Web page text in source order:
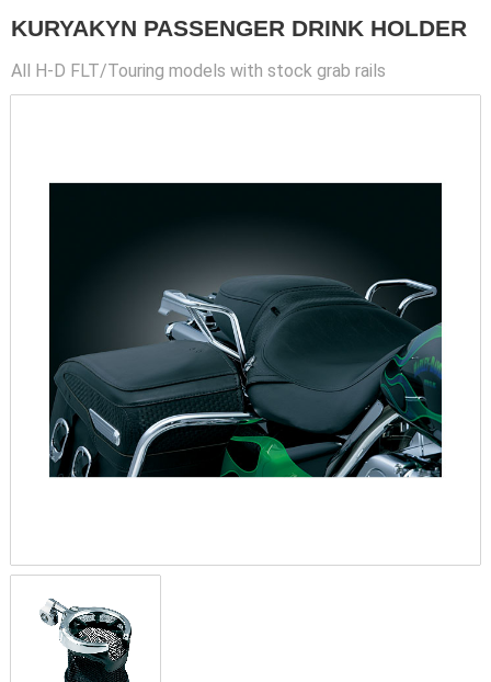
KURYAKYN PASSENGER DRINK HOLDER
All H-D FLT/Touring models with stock grab rails